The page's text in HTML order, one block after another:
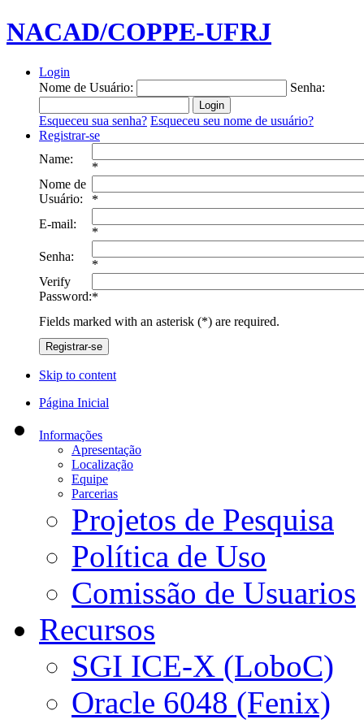
NACAD/COPPE-UFRJ
Login
Nome de Usuário:
Senha:
Esqueceu sua senha? Esqueceu seu nome de usuário?
Registrar-se
Name:
*
Nome de
Usuário:
*
E-mail:
*
Senha:
*
Verify
Password:*
Fields marked with an asterisk (*) are required.
Registrar-se
Skip to content
Página Inicial
Informações
Apresentação
Localização
Equipe
Parcerias
Projetos de Pesquisa
Política de Uso
Comissão de Usuarios
Recursos
SGI ICE-X (LoboC)
Oracle 6048 (Fenix)